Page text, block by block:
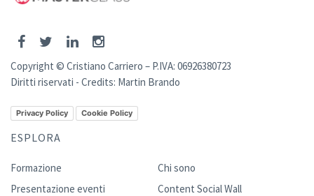
Copyright © Cristiano Carriero – P.IVA: 06926380723
Diritti riservati - Credits: Martin Brando
Privacy Policy Cookie Policy
ESPLORA
Formazione
Presentazione eventi
Chi sono
Content Social Wall